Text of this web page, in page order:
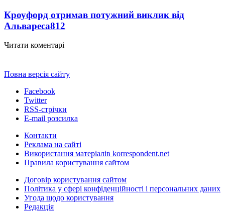
Кроуфорд отримав потужний виклик від
Альвареса812
Читати коментарі
Повна версія сайту
Facebook
Twitter
RSS-стрічки
E-mail розсилка
Контакти
Реклама на сайті
Використання матеріалів korrespondent.net
Правила користування сайтом
Договір користування сайтом
Політика у сфері конфіденційності і персональних даних
Угода щодо користування
Редакція